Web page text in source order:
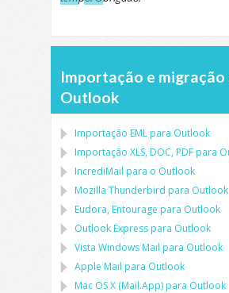
Importação e migração
Outlook
Importação EML para Outlook
Importação XLS, DOC, PDF para
IncrediMail para o Outlook
Mozilla Thunderbird para Outlook
Eudora, Entourage para Outlook
Outlook Express para Outlook
Vista Windows Mail para Outlook
Apple Mail para Outlook
Mac OS X (Mail.App) para Outlook